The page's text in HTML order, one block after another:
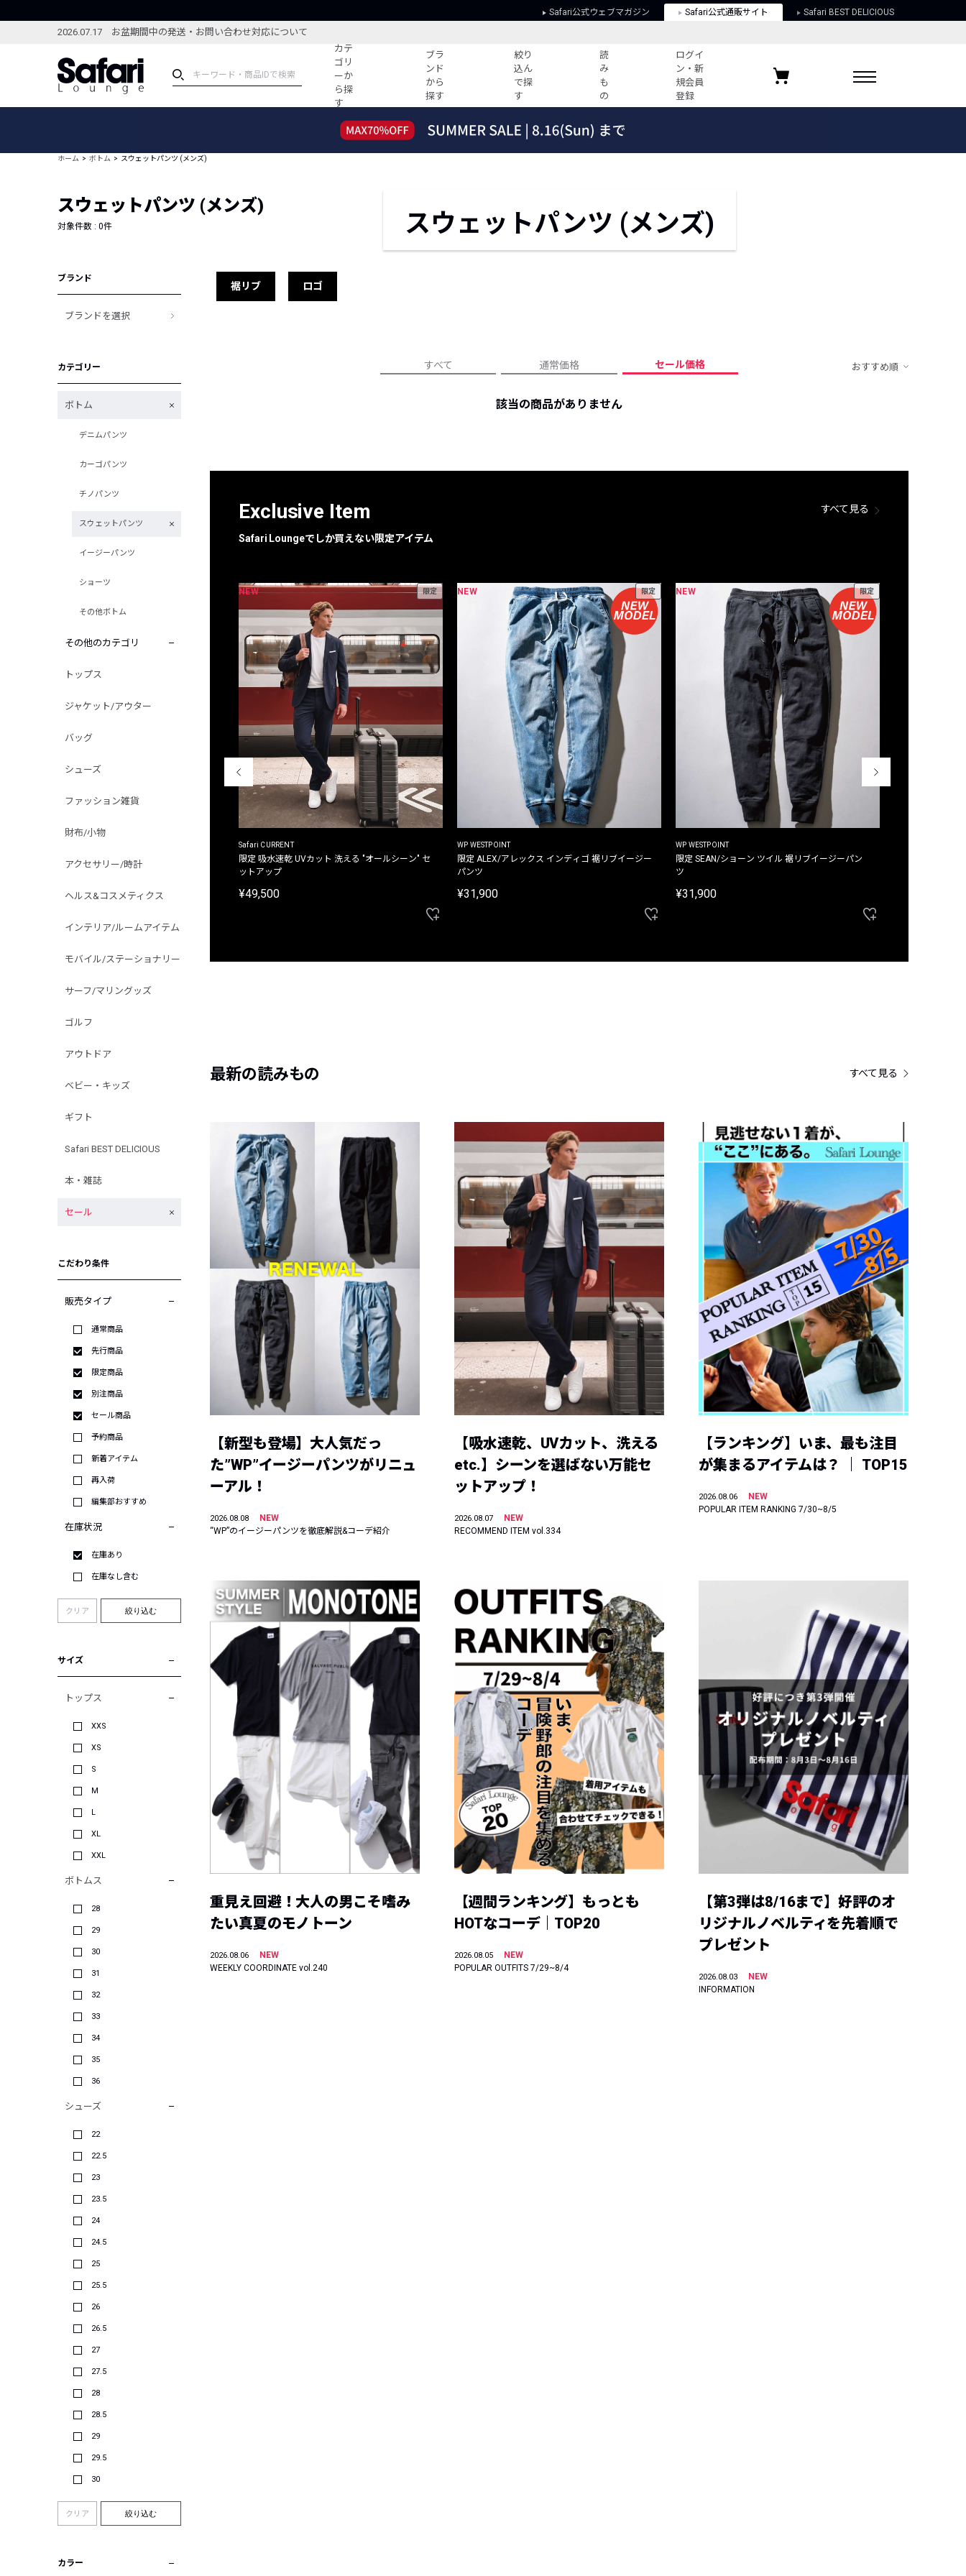
Safari公式ウェブマガジン Safari公式通販サイト Safari BEST DELICIOUS
2026.07.17 お盆期間中の発送・お問い合わせ対応について
カテ
ゴリ
ーか
ら探
す
ブラ
ンド
から
探す
絞り
込ん
で探
す
読
み
も
の
ログイ
ン・新
規会員
登録
ブランドから探す
新着アイテム
編集部のおすすめアイテム
セール
コーディネート
すべての記事
HOTなコーデ TOP20
新ブランドご紹介！
フォーカスブランド
セールおすすめアイテム
会社概要
お気に入りブランド
ホーム ボトム スウェットパンツ (メンズ)
スウェットパンツ (メンズ)
対象件数 : 0件
ブランド
ブランドを選択
カテゴリー
ボトム
デニムパンツ
カーゴパンツ
チノパンツ
スウェットパンツ
イージーパンツ
ショーツ
その他ボトム
その他のカテゴリ
トップス
ジャケット/アウター
バッグ
シューズ
ファッション雑貨
財布/小物
アクセサリー/時計
ヘルス&コスメティクス
インテリア/ルームアイテム
モバイル/ステーショナリー
サーフ/マリングッズ
ゴルフ
アウトドア
ベビー・キッズ
ギフト
Safari BEST DELICIOUS
本・雑誌
セール
こだわり条件
販売タイプ
通常商品
先行商品
限定商品
別注商品
セール商品
予約商品
新着アイテム
再入荷
編集部おすすめ
在庫状況
在庫あり
在庫なし含む
クリア 絞り込む
サイズ
トップス
XXS
XS
S
M
L
XL
XXL
ボトムス
28
29
30
31
32
33
34
35
36
シューズ
22
22.5
23
23.5
24
24.5
25
25.5
26
26.5
27
27.5
28
28.5
29
29.5
30
クリア 絞り込む
カラー
スウェットパンツ (メンズ)
裾リブ ロゴ
すべて 通常価格 セール価格 おすすめ順
該当の商品がありません
Exclusive Item
Safari Loungeでしか買えない限定アイテム
すべて見る
別注限定 フード付き チェックシャツジャケット
NEW 限定
Safari CURRENT
限定 吸水速乾 UVカット 洗える "オールシーン" セ
ットアップ
¥49,500
NEW 限定
WP WESTPOINT
限定 ALEX/アレックス インディゴ 裾リブイージー
パンツ
¥31,900
NEW 限定
WP WESTPOINT
限定 SEAN/ショーン ツイル 裾リブイージーパン
ツ
¥31,900
最新の読みもの すべて見る
【新型も登場】大人気だっ
た”WP”イージーパンツがリニュ
ーアル！
2026.08.08
NEW
“WP”のイージーパンツを徹底解説&コーデ紹介
【吸水速乾、UVカット、洗える
etc.】シーンを選ばない万能セ
ットアップ！
2026.08.07
NEW
RECOMMEND ITEM vol.334
【ランキング】いま、最も注目
が集まるアイテムは？ ｜ TOP15
2026.08.06
NEW
POPULAR ITEM RANKING 7/30~8/5
重見え回避！大人の男こそ嗜み
たい真夏のモノトーン
2026.08.06
NEW
WEEKLY COORDINATE vol.240
【週間ランキング】もっとも
HOTなコーデ｜TOP20
2026.08.05
NEW
POPULAR OUTFITS 7/29~8/4
【第3弾は8/16まで】好評のオ
リジナルノベルティを先着順で
プレゼント
2026.08.03
NEW
INFORMATION